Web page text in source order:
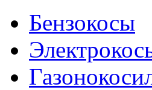
Бензокосы